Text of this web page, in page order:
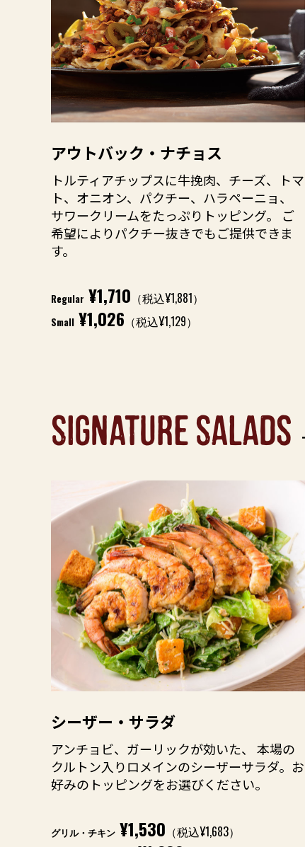
アウトバック・ナチョス
トルティアチップスに牛挽肉、チーズ、トマ
ト、オニオン、パクチー、ハラペーニョ、
サワークリームをたっぷりトッピング。 ご
希望によりパクチー抜きでもご提供できま
す。
Regular ¥1,710 （税込¥1,881）
Small ¥1,026 （税込¥1,129）
SIGNATURE SALADS
シーザー・サラダ
アンチョビ、ガーリックが効いた、 本場の
クルトン入りロメインのシーザーサラダ。お
好みのトッピングをお選びください。
グリル・チキン ¥1,530 （税込¥1,683）